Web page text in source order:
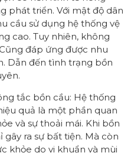
phát triển. Với mật độ dân
cầu sử dụng hệ thống vệ
cao. Tuy nhiên, không
đáp ứng được nhu
Dẫn đến tình trạng bồn
tắc bồn cầu: Hệ thống
quả là một phần quan
và sự thoải mái. Khi bồn
ra sự bất tiện. Mà còn
khỏe do vi khuẩn và mùi